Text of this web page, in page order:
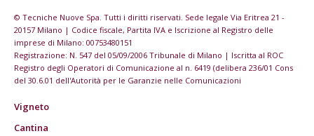
© Tecniche Nuove Spa. Tutti i diritti riservati. Sede legale Via Eritrea 21 -
20157 Milano | Codice fiscale, Partita IVA e Iscrizione al Registro delle
imprese di Milano: 00753480151
Registrazione: N. 547 del 05/09/2006 Tribunale di Milano | Iscritta al ROC
Registro degli Operatori di Comunicazione al n. 6419 (delibera 236/01 Cons
del 30.6.01 dell'Autorità per le Garanzie nelle Comunicazioni
Vigneto
Cantina